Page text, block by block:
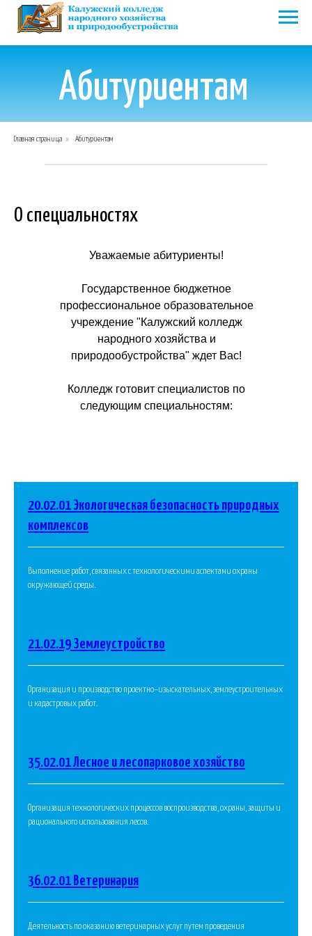
Абитуриентам
Главная страница » Абитуриентам
О специальностях
Уважаемые абитуриенты!
Государственное бюджетное
профессиональное образовательное
учреждение "Калужский колледж
народного хозяйства и
природообустройства" ждет Вас!
Колледж готовит специалистов по
следующим специальностям:
20.02.01 Экологическая безопасность природных
комплексов
Выполнение работ, связанных с технологическими аспектами охраны
окружающей среды.
21.02.19 Землеустройство
Организация и производство проектно–изыскательных, землеустроительных
и кадастровых работ.
35.02.01 Лесное и лесопарковое хозяйство
Организация технологических процессов воспроизводства, охраны, защиты и
рационального использования лесов.
36.02.01 Ветеринария
Деятельность по оказанию ветеринарных услуг путем проведения